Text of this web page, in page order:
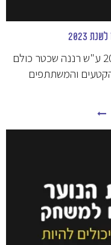
2023
הזמנה אירוע מונולוגים ודיאלוגים 2023 ע"ש רננה שכטר כולם
והמשתתפים